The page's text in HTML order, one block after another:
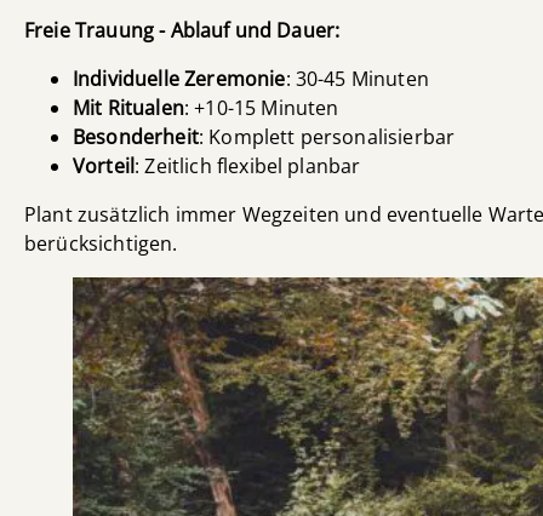
Freie Trauung - Ablauf und Dauer:
Individuelle Zeremonie: 30-45 Minuten
Mit Ritualen: +10-15 Minuten
Besonderheit: Komplett personalisierbar
Vorteil: Zeitlich flexibel planbar
Plant zusätzlich immer Wegzeiten und eventuelle
berücksichtigen.